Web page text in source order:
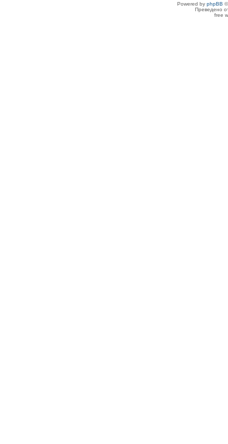
Powered by phpBB
Преведено
free